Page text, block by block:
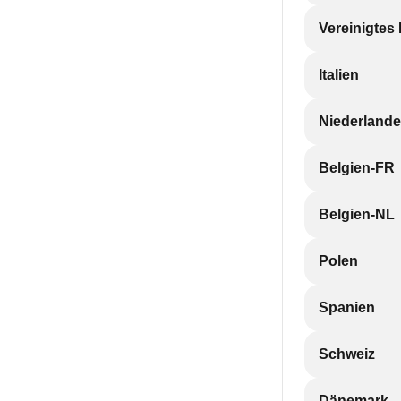
Vereinigtes
Italien
Niederlande
Belgien-FR
Belgien-NL
Polen
Spanien
Schweiz